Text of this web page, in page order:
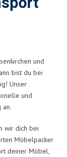
und
bist du bei
Unser
und
an.
wir dich bei
Möbelpacker
deiner Möbel,